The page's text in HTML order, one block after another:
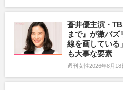
蒼井優主演・
まで』が激バ
線を画している
も大事な要素
週刊女性2026年8月18